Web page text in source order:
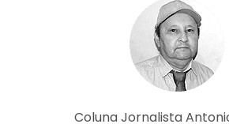
Coluna Jornalista